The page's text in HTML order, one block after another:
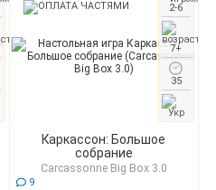
Каркассон: Большое
собрание
Carcassonne Big Box 3.0
2-6
7+
35
9